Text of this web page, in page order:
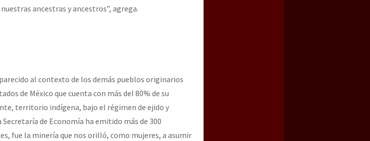
ancestras y ancestros”, agrega.
al contexto de los demás pueblos originarios
de México que cuenta con más del 80% de su
territorio indígena, bajo el régimen de ejido y
de Economía ha emitido más de 300
fue la minería que nos orilló, como mujeres, a asumir